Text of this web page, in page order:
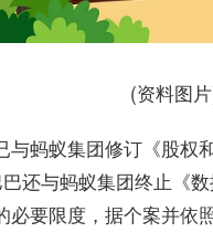
(资料图
与蚂蚁集团修订《股
还与蚂蚁集团终止《
要限度，据个案并依